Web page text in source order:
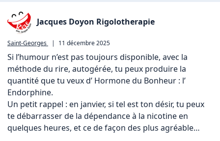
Jacques Doyon Rigolotherapie
Saint-Georges | 11 décembre 2025
Si l’humour n’est pas toujours disponible, avec la
méthode du rire, autogérée, tu peux produire la
quantité que tu veux d’ Hormone du Bonheur : l’
Endorphine.
Un petit rappel : en janvier, si tel est ton désir, tu peux
te débarrasser de la dépendance à la nicotine en
quelques heures, et ce de façon des plus agréable…